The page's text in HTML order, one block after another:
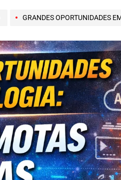
GRANDES OPORTUNIDADES EM